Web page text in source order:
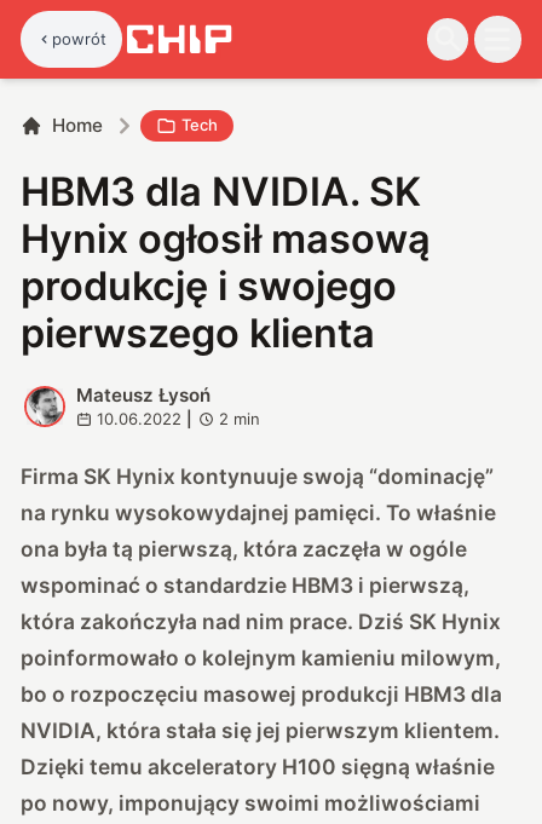
powrót
Home Tech
HBM3 dla NVIDIA. SK
Hynix ogłosił masową
produkcję i swojego
pierwszego klienta
M
Mateusz Łysoń
10.06.2022 2 min
Firma SK Hynix kontynuuje swoją “dominację”
na rynku wysokowydajnej pamięci. To właśnie
ona była tą pierwszą, która zaczęła w ogóle
wspominać o standardzie HBM3 i pierwszą,
która zakończyła nad nim prace. Dziś SK Hynix
poinformowało o kolejnym kamieniu milowym,
bo o rozpoczęciu masowej produkcji HBM3 dla
NVIDIA, która stała się jej pierwszym klientem.
Dzięki temu akceleratory H100 sięgną właśnie
po nowy, imponujący swoimi możliwościami